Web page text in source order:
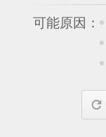
可能原因：
